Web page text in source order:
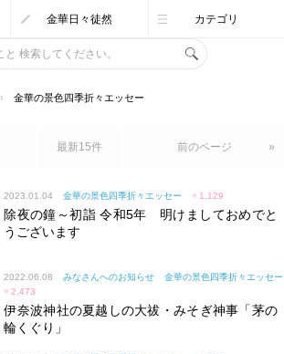
金華日々徒然 カテゴリ
› 金華の景色四季折々エッセー
最新15件 前のページ »
2023.01.04 金華の景色四季折々エッセー ♥ 1,129
除夜の鐘～初詣 令和5年 明けましておめでと
うございます
2022.06.08 みなさんへのお知らせ
金華の景色四季折々エッセー
♥ 2,473
伊奈波神社の夏越しの大祓・みそぎ神事「茅の
輪くぐり」